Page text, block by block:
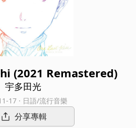
(2021 Remastered)
宇多田光
17 · 日語/流行音樂
分享專輯